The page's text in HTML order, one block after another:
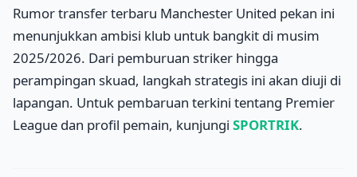
Rumor transfer terbaru Manchester United pekan ini
menunjukkan ambisi klub untuk bangkit di musim
2025/2026. Dari pemburuan striker hingga
perampingan skuad, langkah strategis ini akan diuji di
lapangan. Untuk pembaruan terkini tentang Premier
League dan profil pemain, kunjungi SPORTRIK.